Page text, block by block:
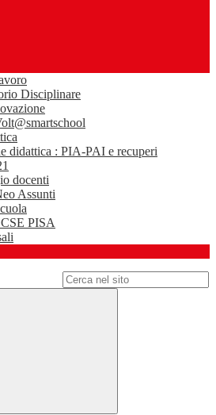
Disciplinare
didattica : PIA-PAI e recuperi
docenti
Assunti
PISA